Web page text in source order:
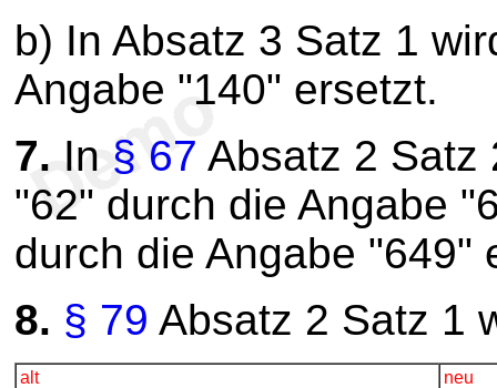
b) In Absatz 3 Satz 1
Angabe "140" ersetzt.
7. In § 67 Absatz 2 Satz
"62" durch die Angabe
durch die Angabe "649"
8. § 79 Absatz 2 Satz 1
alt neu